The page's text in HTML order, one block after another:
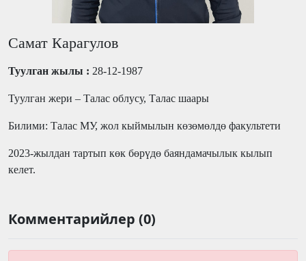
Самат Карагулов
Туулган жылы : 28-12-1987
Туулган жери – Талас облусу, Талас шаары
Билими: Талас МУ, жол кыймылын көзөмөлдө факультети
2023-жылдан тартып көк бөрүдө баяндамачылык кылып
келет.
Комментарийлер (0)